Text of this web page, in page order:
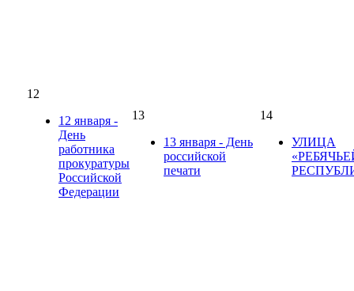
12
12 января -
День
работника
прокуратуры
Российской
Федерации
13
13 января - День
российской
печати
14
УЛИЦА